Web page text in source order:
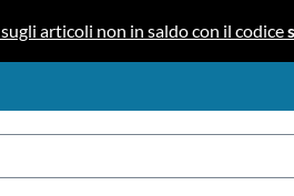
sugli articoli non in saldo con il codice